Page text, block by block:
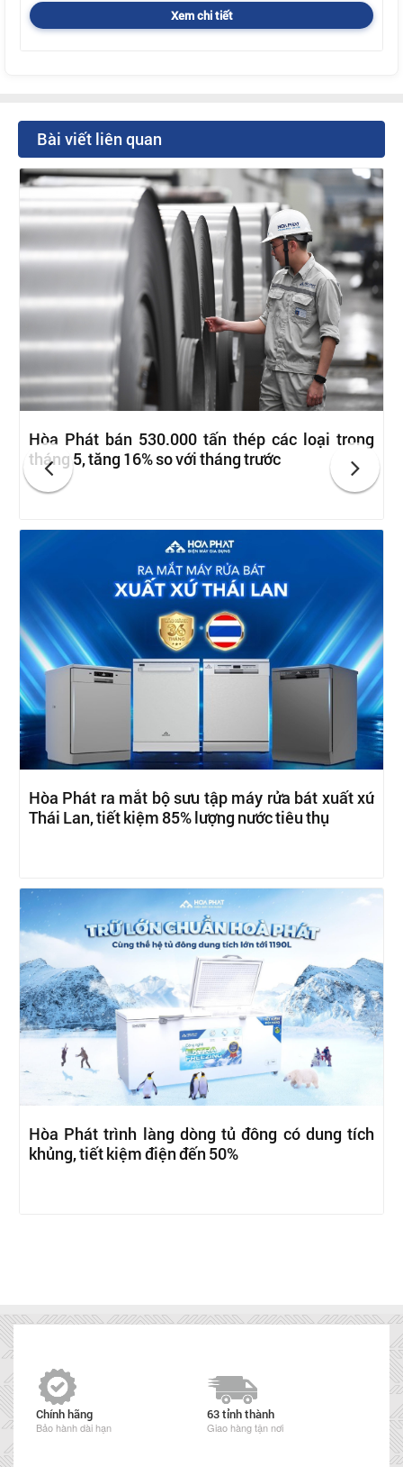
Xem chi tiết
Bài viết liên quan
Hòa Phát bán 530.000 tấn thép các loại trong
tháng 5, tăng 16% so với tháng trước
Hòa Phát ra mắt bộ sưu tập máy rửa bát xuất xứ
Thái Lan, tiết kiệm 85% lượng nước tiêu thụ
Hòa Phát trình làng dòng tủ đông có dung tích
khủng, tiết kiệm điện đến 50%
Chính hãng
Bảo hành dài hạn
63 tỉnh thành
Giao hàng tận nơi